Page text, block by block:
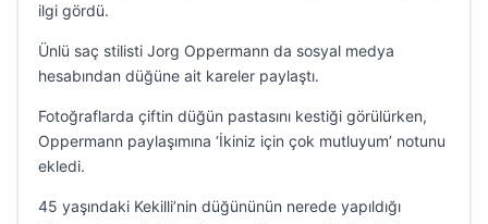
ilgi gördü.
Ünlü saç stilisti Jorg Oppermann da sosyal medya
hesabından düğüne ait kareler paylaştı.
Fotoğraflarda çiftin düğün pastasını kestiği görülürken,
Oppermann paylaşımına ‘İkiniz için çok mutluyum’ notunu
ekledi.
45 yaşındaki Kekilli’nin düğününün nerede yapıldığı